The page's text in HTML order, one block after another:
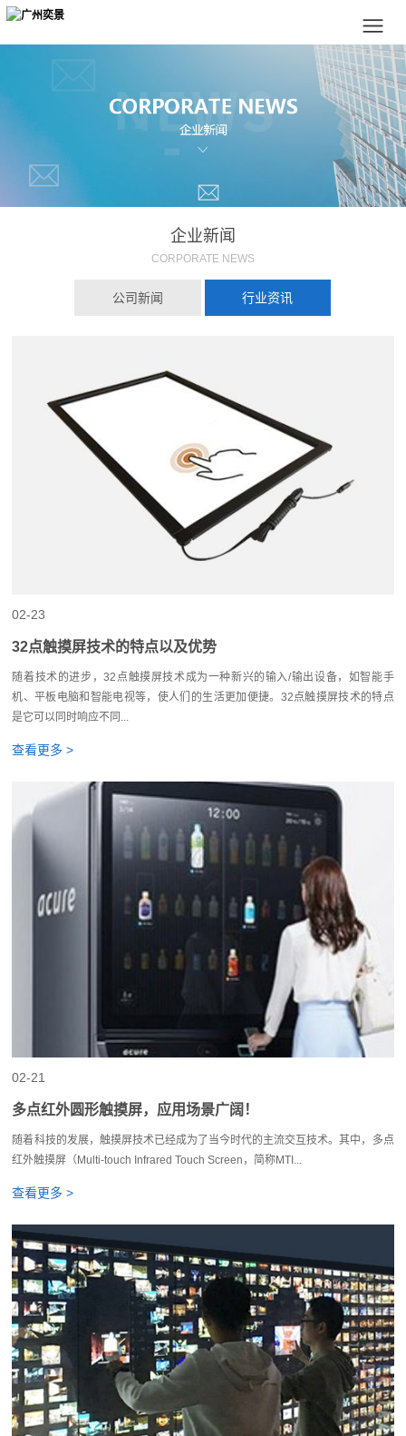
企业新闻
CORPORATE NEWS
公司新闻 行业资讯
02-23
32点触摸屏技术的特点以及优势
随着技术的进步，32点触摸屏技术成为一种新兴的输入/输出设备，如智能手
机、平板电脑和智能电视等，使人们的生活更加便捷。32点触摸屏技术的特点
是它可以同时响应不同...
查看更多 >
02-21
多点红外圆形触摸屏，应用场景广阔！
随着科技的发展，触摸屏技术已经成为了当今时代的主流交互技术。其中，多点
红外触摸屏（Multi-touch Infrared Touch Screen，简称MTI...
查看更多 >